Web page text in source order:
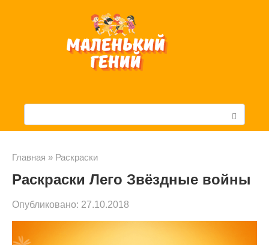
с
:
Главная » Раскраски
Раскраски Лего Звёздные войны
Опубликовано: 27.10.2018